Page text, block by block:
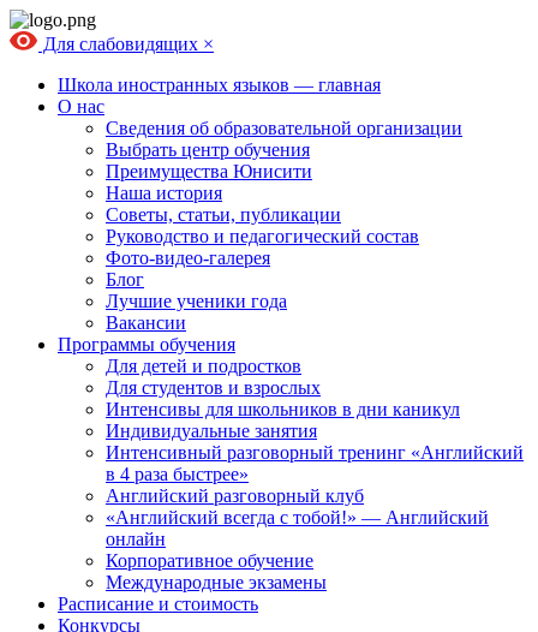
Для слабовидящих ×
Школа иностранных языков — главная
О нас
Сведения об образовательной организации
Выбрать центр обучения
Преимущества Юнисити
Наша история
Советы, статьи, публикации
Руководство и педагогический состав
Фото-видео-галерея
Блог
Лучшие ученики года
Вакансии
Программы обучения
Для детей и подростков
Для студентов и взрослых
Интенсивы для школьников в дни каникул
Индивидуальные занятия
Интенсивный разговорный тренинг «Английский
в 4 раза быстрее»
Английский разговорный клуб
«Английский всегда с тобой!» — Английский
онлайн
Корпоративное обучение
Международные экзамены
Расписание и стоимость
Конкурсы